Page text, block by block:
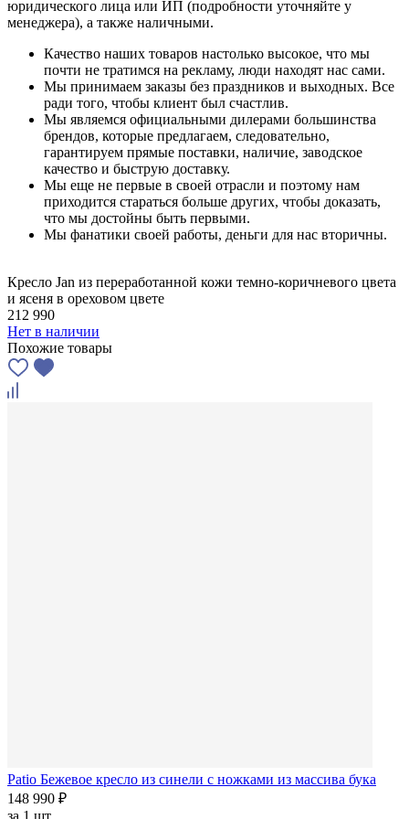
юридического лица или ИП (подробности уточняйте у
менеджера), а также наличными.
Качество наших товаров настолько высокое, что мы
почти не тратимся на рекламу, люди находят нас сами.
Мы принимаем заказы без праздников и выходных. Все
ради того, чтобы клиент был счастлив.
Мы являемся официальными дилерами большинства
брендов, которые предлагаем, следовательно,
гарантируем прямые поставки, наличие, заводское
качество и быструю доставку.
Мы еще не первые в своей отрасли и поэтому нам
приходится стараться больше других, чтобы доказать,
что мы достойны быть первыми.
Мы фанатики своей работы, деньги для нас вторичны.
Кресло Jan из переработанной кожи темно-коричневого цвета
и ясеня в ореховом цвете
212 990
Нет в наличии
Похожие товары
Patio Бежевое кресло из синели с ножками из массива бука
148 990 ₽